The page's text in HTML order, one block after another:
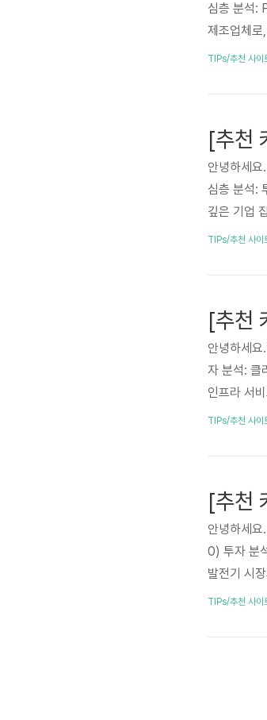
심층 분석:
제조업체로
력을 바탕
TIPs/추천 사이
안녕하세
심층 분석:
깊은 기업
로보틱스,
TIPs/추천 사이
안녕하세
자 분석: 클
인프라 서
광범위한
TIPs/추천 사이
안녕하세
0) 투자 분
발전기 시
설과 신재
분들은 읽
TIPs/추천 사이